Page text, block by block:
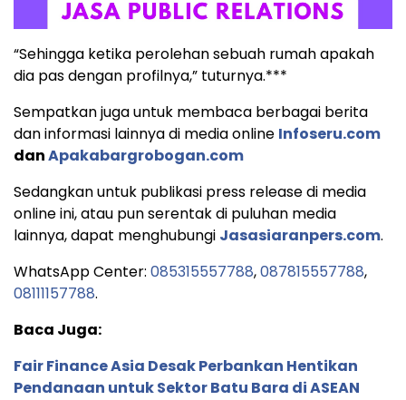
“Sehingga ketika perolehan sebuah rumah apakah
dia pas dengan profilnya,” tuturnya.***
Sempatkan juga untuk membaca berbagai berita
dan informasi lainnya di media online Infoseru.com
danApakabargrobogan.com
Sedangkan untuk publikasi press release di media
online ini, atau pun serentak di puluhan media
lainnya, dapat menghubungi Jasasiaranpers.com.
WhatsApp Center: 085315557788,087815557788,
08111157788.
Baca Juga:
Fair Finance Asia Desak Perbankan Hentikan
Pendanaan untuk Sektor Batu Bara di ASEAN